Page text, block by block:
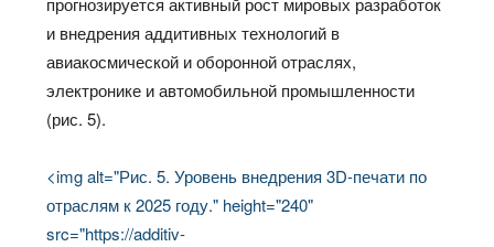
и внедрения аддитивных технологий в
авиакосмической и оборонной отраслях,
электронике и автомобильной промышленности
(рис. 5).
<img alt="Рис. 5. Уровень внедрения 3D-печати по
отраслям к 2025 году." height="240"
src="https://additiv-